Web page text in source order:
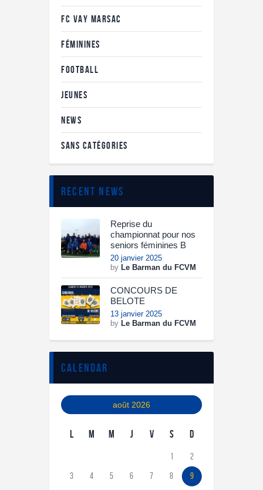
FC VAY MARSAC
FÉMININES
FOOTBALL
JEUNES
NEWS
SANS CATÉGORIES
recent news
Reprise du
championnat pour nos
seniors féminines B
20 janvier 2025
by Le Barman du FCVM
CONCOURS DE
BELOTE
13 janvier 2025
by Le Barman du FCVM
calendar
août 2026
L M M J V S D
1 2
3 4 5 6 7 8 9